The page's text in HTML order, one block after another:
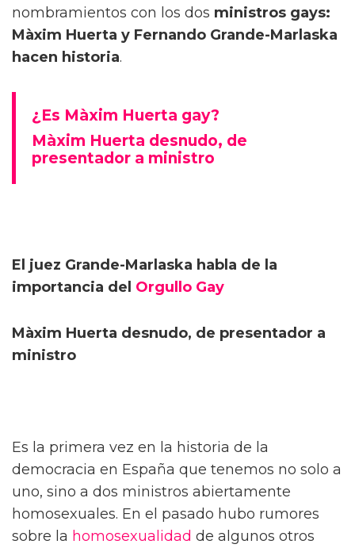
nombramientos con los dos ministros gays:
Màxim Huerta y Fernando Grande-Marlaska
hacen historia.
¿Es Màxim Huerta gay?
Màxim Huerta desnudo, de
presentador a ministro
El juez Grande-Marlaska habla de la
importancia del Orgullo Gay
Màxim Huerta desnudo, de presentador a
ministro
Es la primera vez en la historia de la
democracia en España que tenemos no solo a
uno, sino a dos ministros abiertamente
homosexuales. En el pasado hubo rumores
sobre la homosexualidad de algunos otros